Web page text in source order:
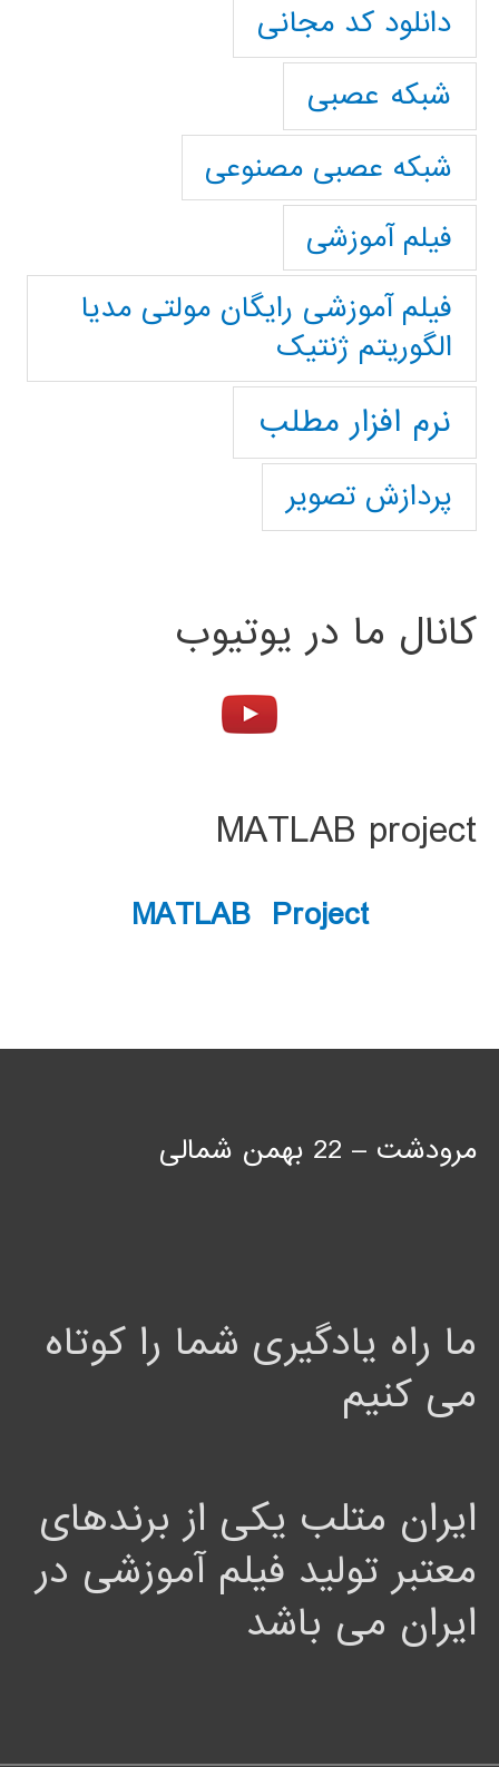
دانلود کد مجانی
شبکه عصبی
شبکه عصبی مصنوعی
فیلم آموزشی
فیلم آموزشی رایگان مولتی مدیا
الگوریتم ژنتیک
نرم افزار مطلب
پردازش تصویر
کانال ما در یوتیوب
MATLAB project
MATLAB Project
مرودشت – 22 بهمن شمالی
ما راه یادگیری شما را کوتاه
می کنیم
ایران متلب یکی از برندهای
معتبر تولید فیلم آموزشی در
ایران می باشد